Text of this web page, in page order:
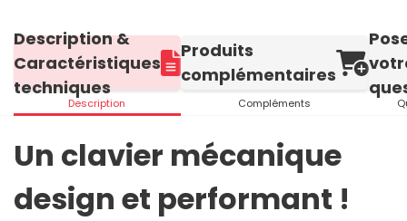
Description &
Caractéristiques
techniques
Description
Produits
complémentaires
Compléments
Un clavier mécanique
design et performant !